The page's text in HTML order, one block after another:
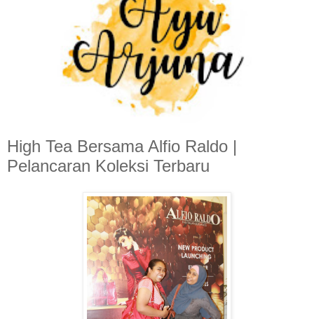
High Tea Bersama Alfio Raldo |
Pelancaran Koleksi Terbaru